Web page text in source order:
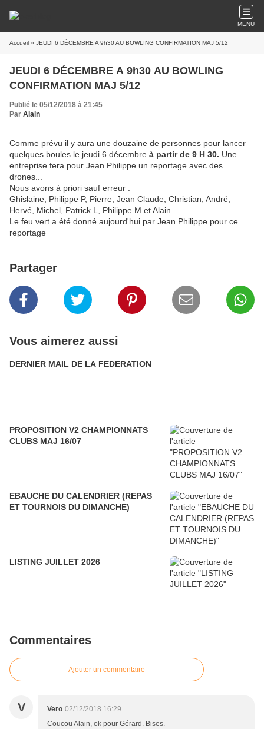
MENU
Accueil » JEUDI 6 DÉCEMBRE A 9h30 AU BOWLING CONFIRMATION MAJ 5/12
JEUDI 6 DÉCEMBRE A 9h30 AU BOWLING
CONFIRMATION MAJ 5/12
Publié le 05/12/2018 à 21:45
Par Alain
Comme prévu il y aura une douzaine de personnes pour lancer
quelques boules le jeudi 6 décembre à partir de 9 H 30. Une
entreprise fera pour Jean Philippe un reportage avec des
drones...
Nous avons à priori sauf erreur :
Ghislaine, Philippe P, Pierre, Jean Claude, Christian, André,
Hervé, Michel, Patrick L, Philippe M et Alain...
Le feu vert a été donné aujourd'hui par Jean Philippe pour ce
reportage
Partager
Vous aimerez aussi
DERNIER MAIL DE LA FEDERATION
PROPOSITION V2 CHAMPIONNATS
CLUBS MAJ 16/07
EBAUCHE DU CALENDRIER (REPAS
ET TOURNOIS DU DIMANCHE)
LISTING JUILLET 2026
Commentaires
Ajouter un commentaire
V Vero 02/12/2018 16:29
Coucou Alain, ok pour Gérard. Bises.